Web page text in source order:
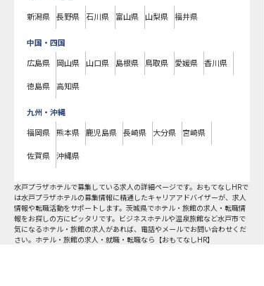
新潟県 長野県 石川県 富山県 山梨県 福井県
中国・四国
広島県 岡山県 山口県 島根県 鳥取県 愛媛県 香川県
徳島県 高知県
九州・沖縄
福岡県 熊本県 鹿児島県 長崎県 大分県 宮崎県
佐賀県 沖縄県
水戸プラザホテルで募集している求人の詳細ページです。おもてなしHRで
は水戸プラザホテルの募集情報に精通したキャリアアドバイザーが、求人
情報や転職活動をサポートします。茨城県でホテル・旅館の求人・転職情
報をお探しの方にピッタリです。ビジネスホテルや温泉旅館など水戸市で
気になるホテル・旅館の求人があれば、電話やメールでお問い合わせくだ
さい。ホテル・旅館の求人・就職・転職なら【おもてなしHR】